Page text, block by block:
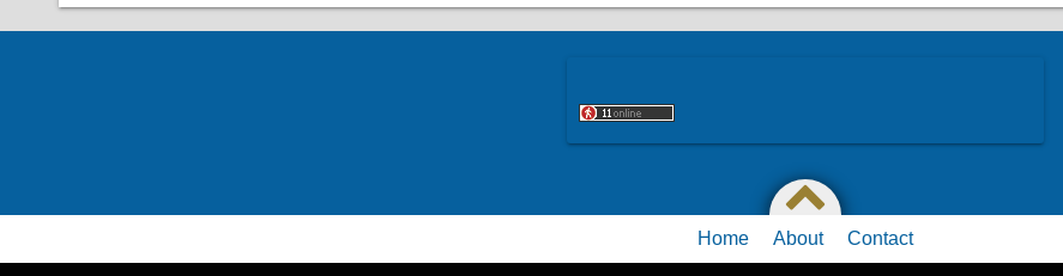
Home About Contact